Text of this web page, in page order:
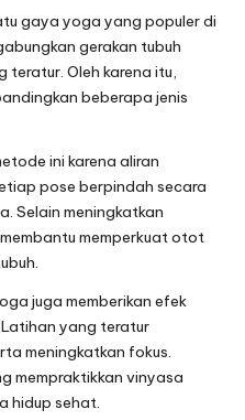
gaya yoga yang populer di
gerakan tubuh
Oleh karena itu,
beberapa jenis
ini karena aliran
pose berpindah secara
Selain meningkatkan
memperkuat otot
juga memberikan efek
yang teratur
meningkatkan fokus.
mempraktikkan vinyasa
hidup sehat.